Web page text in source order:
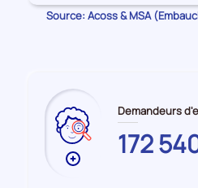
Embauches
Source: Acoss & MSA
Plus
Demandeurs
172